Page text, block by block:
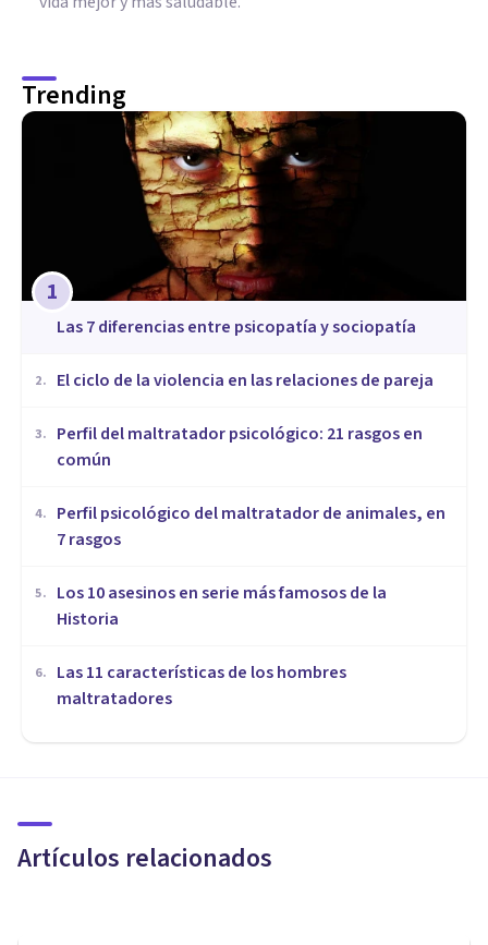
Trending
1
Las 7 diferencias entre psicopatía y sociopatía
2. ​El ciclo de la violencia en las relaciones de pareja
3.
​Perfil del maltratador psicológico: 21 rasgos en
común
4.
​Perfil psicológico del maltratador de animales, en
7 rasgos
5.
Los 10 asesinos en serie más famosos de la
Historia
6.
Las 11 características de los hombres
maltratadores
Artículos relacionados
relaciones de pareja